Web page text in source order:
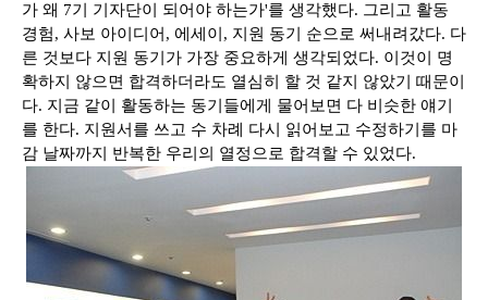
가 왜 7기 기자단이 되어야 하는가'를 생각했다. 그리고 활동
경험, 사보 아이디어 , 에세이 , 지원 동기 순으로 써내려갔다. 다
른 것보다 지원 동기가 가장 중요하게 생각되었다. 이것이 명
확하지 않으면 합격하더라도 열심히 할 것 같지 않았기 때문이
다. 지금 같이 활동하는 동기들에게 물어보면 다 비슷한 얘기
를 한다. 지원서를 쓰고 수 차례 다시 읽어보고 수정하기를 마
감 날짜까지 반복한 우리의 열정으로 합격할 수 있었다.